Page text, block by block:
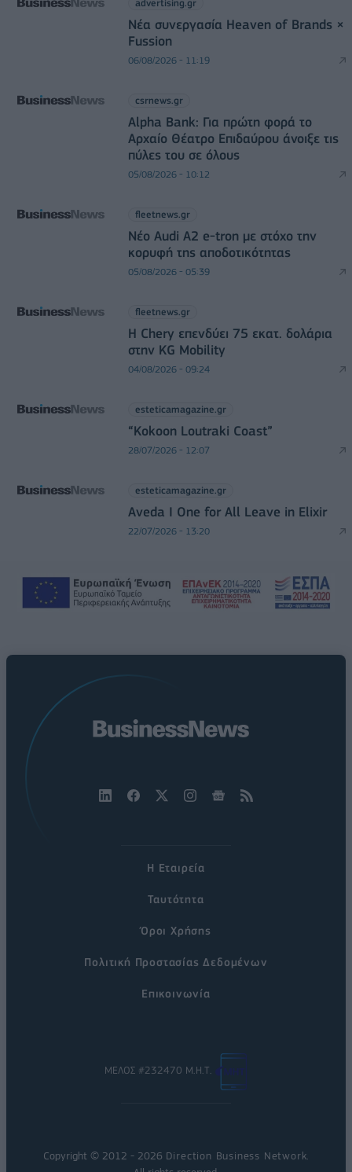
advertising.gr
Νέα συνεργασία Heaven of Brands ×
Fussion
06/08/2026 - 11:19
csrnews.gr
Alpha Bank: Για πρώτη φορά το
Αρχαίο Θέατρο Επιδαύρου άνοιξε τις
πύλες του σε όλους
05/08/2026 - 10:12
fleetnews.gr
Νέο Audi A2 e-tron με στόχο την
κορυφή της αποδοτικότητας
05/08/2026 - 05:39
fleetnews.gr
Η Chery επενδύει 75 εκατ. δολάρια
στην KG Mobility
04/08/2026 - 09:24
esteticamagazine.gr
“Kokoon Loutraki Coast”
28/07/2026 - 12:07
esteticamagazine.gr
Aveda I One for All Leave in Elixir
22/07/2026 - 13:20
Η Εταιρεία
Ταυτότητα
Όροι Χρήσης
Πολιτική Προστασίας Δεδομένων
Επικοινωνία
ΜΕΛΟΣ #232470 Μ.Η.Τ.
Copyright © 2012 - 2026 Direction Business Network